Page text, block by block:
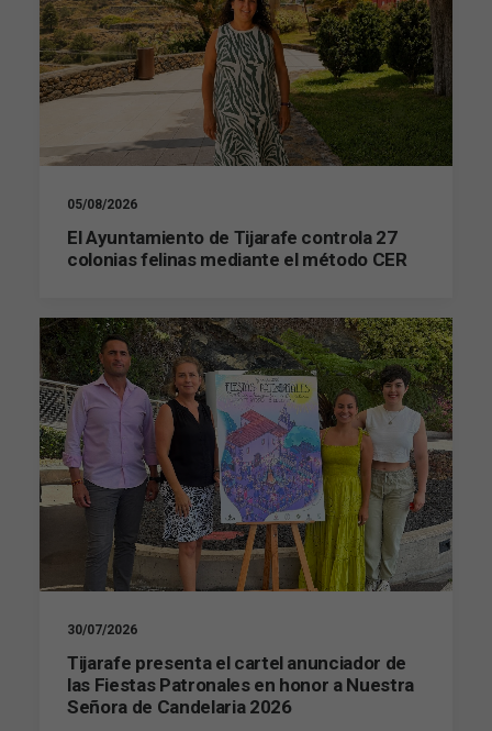
05/08/2026
El Ayuntamiento de Tijarafe controla 27
colonias felinas mediante el método CER
30/07/2026
Tijarafe presenta el cartel anunciador de
las Fiestas Patronales en honor a Nuestra
Señora de Candelaria 2026